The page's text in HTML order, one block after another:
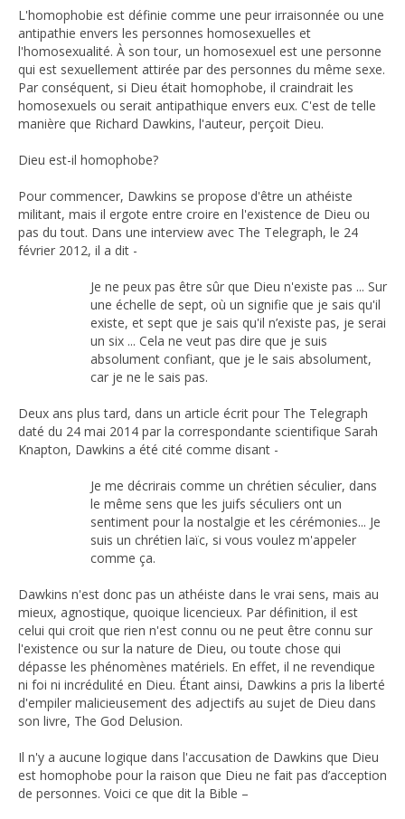
L'homophobie est définie comme une peur irraisonnée ou une
antipathie envers les personnes homosexuelles et
l'homosexualité. À son tour, un homosexuel est une personne
qui est sexuellement attirée par des personnes du même sexe.
Par conséquent, si Dieu était homophobe, il craindrait les
homosexuels ou serait antipathique envers eux. C'est de telle
manière que Richard Dawkins, l'auteur, perçoit Dieu.
Dieu est-il homophobe?
Pour commencer, Dawkins se propose d'être un athéiste
militant, mais il ergote entre croire en l'existence de Dieu ou
pas du tout. Dans une interview avec The Telegraph, le 24
février 2012, il a dit -
Je ne peux pas être sûr que Dieu n'existe pas ... Sur
une échelle de sept, où un signifie que je sais qu'il
existe, et sept que je sais qu'il n’existe pas, je serai
un six ... Cela ne veut pas dire que je suis
absolument confiant, que je le sais absolument,
car je ne le sais pas.
Deux ans plus tard, dans un article écrit pour The Telegraph
daté du 24 mai 2014 par la correspondante scientifique Sarah
Knapton, Dawkins a été cité comme disant -
Je me décrirais comme un chrétien séculier, dans
le même sens que les juifs séculiers ont un
sentiment pour la nostalgie et les cérémonies... Je
suis un chrétien laïc, si vous voulez m'appeler
comme ça.
Dawkins n'est donc pas un athéiste dans le vrai sens, mais au
mieux, agnostique, quoique licencieux. Par définition, il est
celui qui croit que rien n'est connu ou ne peut être connu sur
l'existence ou sur la nature de Dieu, ou toute chose qui
dépasse les phénomènes matériels. En effet, il ne revendique
ni foi ni incrédulité en Dieu. Étant ainsi, Dawkins a pris la liberté
d'empiler malicieusement des adjectifs au sujet de Dieu dans
son livre, The God Delusion.
Il n'y a aucune logique dans l'accusation de Dawkins que Dieu
est homophobe pour la raison que Dieu ne fait pas d’acception
de personnes. Voici ce que dit la Bible –